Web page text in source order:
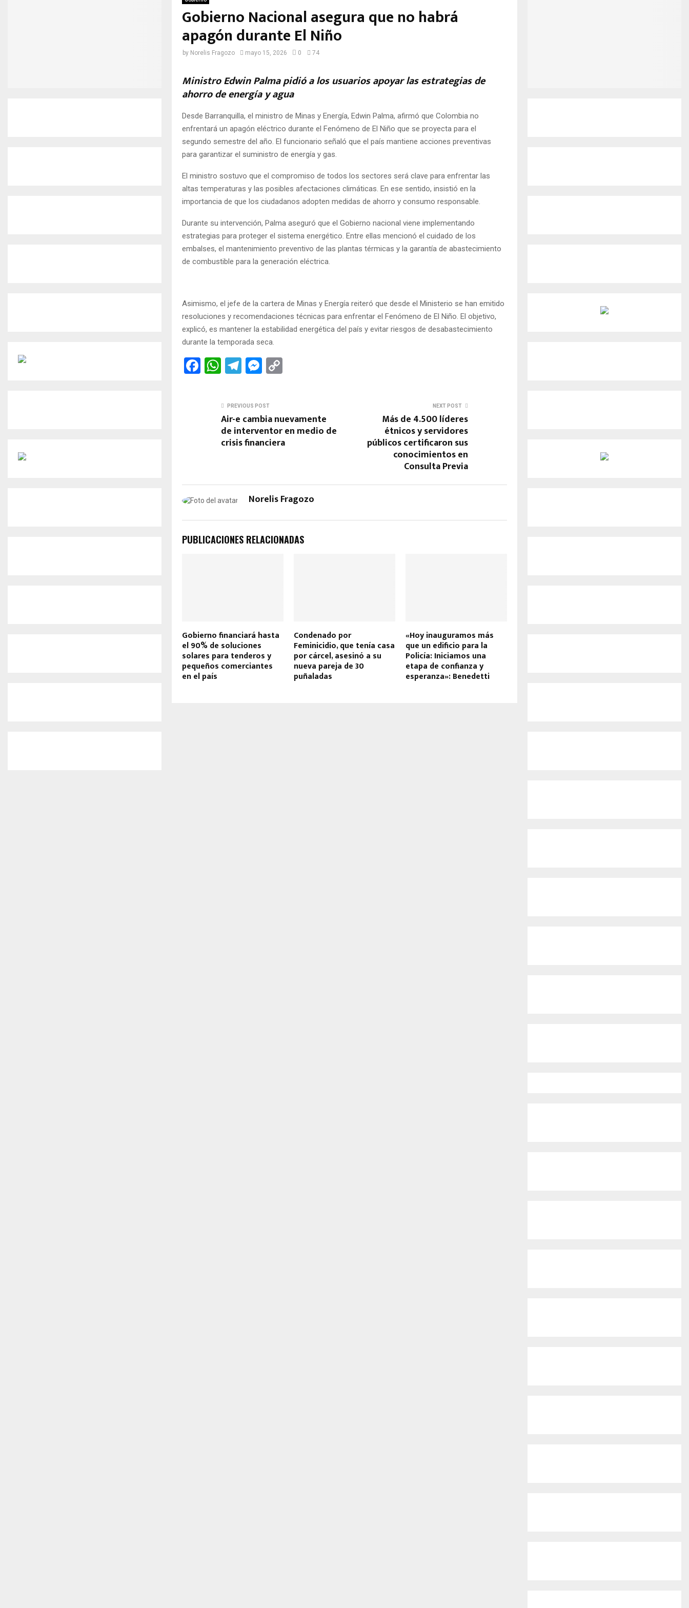
Gobierno Nacional asegura que no habrá
apagón durante El Niño
by Norelis Fragozo mayo 15, 2026 0 74
Ministro Edwin Palma pidió a los usuarios apoyar las estrategias de
ahorro de energía y agua
Desde Barranquilla, el ministro de Minas y Energía, Edwin Palma, afirmó que Colombia no
enfrentará un apagón eléctrico durante el Fenómeno de El Niño que se proyecta para el
segundo semestre del año. El funcionario señaló que el país mantiene acciones preventivas
para garantizar el suministro de energía y gas.
El ministro sostuvo que el compromiso de todos los sectores será clave para enfrentar las
altas temperaturas y las posibles afectaciones climáticas. En ese sentido, insistió en la
importancia de que los ciudadanos adopten medidas de ahorro y consumo responsable.
Durante su intervención, Palma aseguró que el Gobierno nacional viene implementando
estrategias para proteger el sistema energético. Entre ellas mencionó el cuidado de los
embalses, el mantenimiento preventivo de las plantas térmicas y la garantía de abastecimiento
de combustible para la generación eléctrica.
Asimismo, el jefe de la cartera de Minas y Energía reiteró que desde el Ministerio se han emitido
resoluciones y recomendaciones técnicas para enfrentar el Fenómeno de El Niño. El objetivo,
explicó, es mantener la estabilidad energética del país y evitar riesgos de desabastecimiento
durante la temporada seca.
F
W
at
s
A
p
T
e
gr
a
m
M
se
n
g
er
Li
n
k
PREVIOUS POST
Air-e cambia nuevamente
de interventor en medio de
crisis financiera
NEXT POST
Más de 4.500 líderes
étnicos y servidores
públicos certificaron sus
conocimientos en
Consulta Previa
Norelis Fragozo
PUBLICACIONES RELACIONADAS
Gobierno financiará hasta
el 90% de soluciones
solares para tenderos y
pequeños comerciantes
en el país
Condenado por
Feminicidio, que tenía casa
por cárcel, asesinó a su
nueva pareja de 30
puñaladas
«Hoy inauguramos más
que un edificio para la
Policía: Iniciamos una
etapa de confianza y
esperanza»: Benedetti